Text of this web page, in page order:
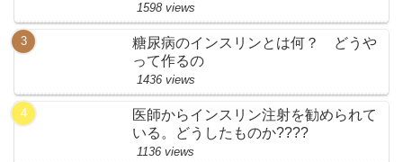
1598 views
糖尿病のインスリンとは何？ どうや
って作るの
1436 views
医師からインスリン注射を勧められて
いる。どうしたものか????
1136 views